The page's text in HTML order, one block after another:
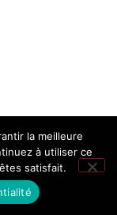
la meilleure
à utiliser ce
satisfait.